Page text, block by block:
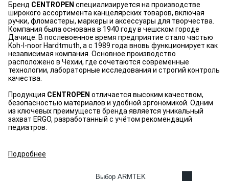
Бренд CENTROPEN специализируется на производстве
широкого ассортимента канцелярских товаров, включая
ручки, фломастеры, маркеры и аксессуары для творчества.
Компания была основана в 1940 году в чешском городе
Дачице. В послевоенное время предприятие стало частью
Koh‑I‑noor Hardtmuth, а с 1989 года вновь функционирует как
независимая компания. Основное производство
расположено в Чехии, где сочетаются современные
технологии, лабораторные исследования и строгий контроль
качества.
Продукция CENTROPEN отличается высоким качеством,
безопасностью материалов и удобной эргономикой. Одним
из ключевых преимуществ бренда является уникальный
захват ERGO, разработанный с учётом рекомендаций
педиатров.
Подробнее
Выбор ARMTEK